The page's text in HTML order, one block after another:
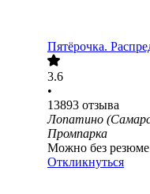
Пятёрочка.
3.6
•
13893 отзыва
Лопатино
Промпарка
Можно без резюме
Откликнуться